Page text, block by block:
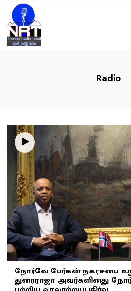
Radio
நோர்வே பேர்கன் நகரசபை
துரைராஜா அவர்களினது